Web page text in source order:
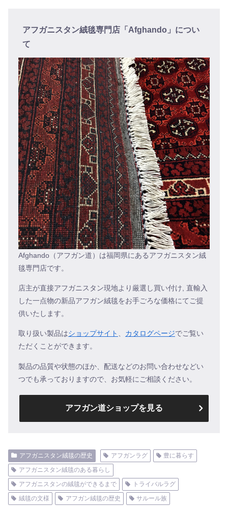
アフガニスタン絨毯専門店「Afghando」につい
て
Afghando（アフガン道）は福岡県にあるアフガニスタン絨
毯専門店です。
店主が直接アフガニスタン現地より厳選し買い付け, 直輸入
した一点物の新品アフガン絨毯をお手ごろな価格にてご提
供いたします。
取り扱い製品はショップサイト 、 カタログページでご覧い
ただくことができます。
製品の品質や状態のほか、配送などのお問い合わせなどい
つでも承っておりますので、お気軽にご相談ください。
アフガン道ショップを見る
アフガニスタン絨毯の歴史 アフガンラグ
豊に暮らす
アフガニスタン絨毯のある暮らし
アフガニスタンの絨毯ができるまで
トライバルラグ
絨毯の文様
アフガン絨毯の歴史 サルール族